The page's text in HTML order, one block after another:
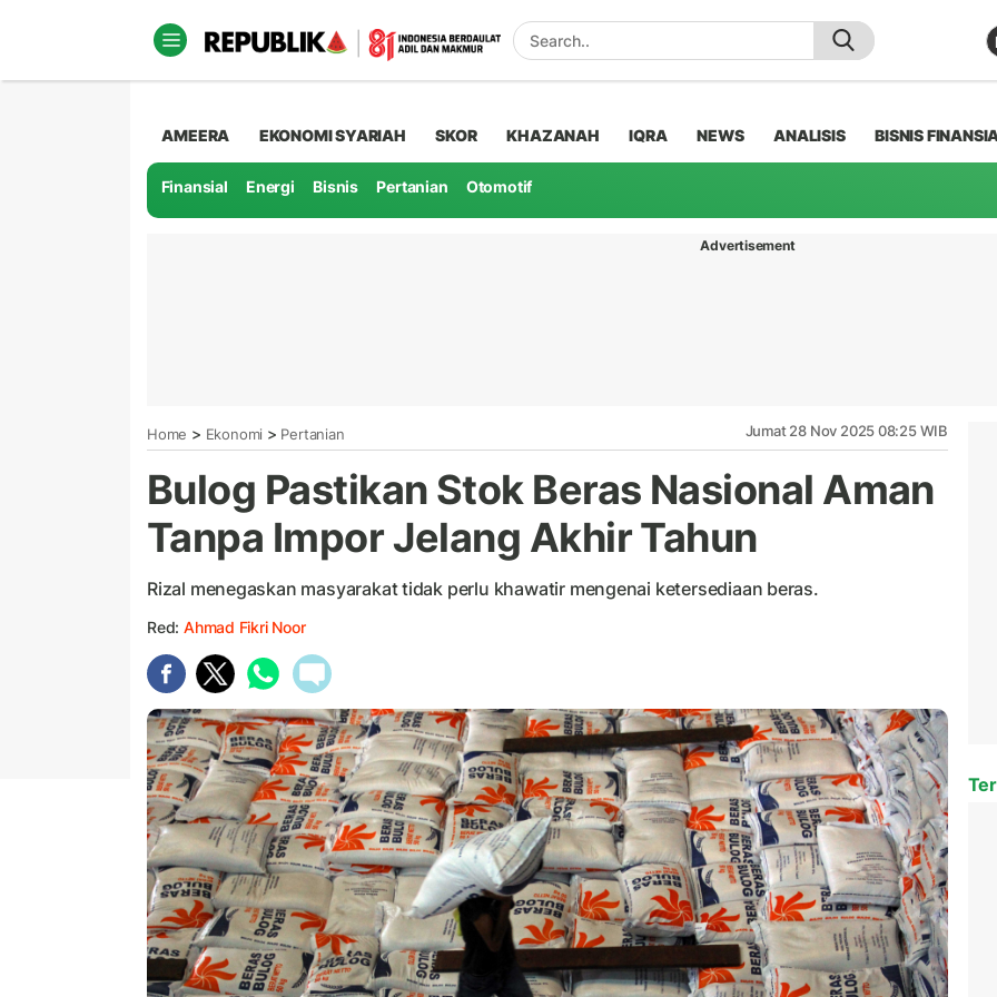
AMEERA EKONOMI SYARIAH SKOR KHAZANAH IQRA NEWS ANALISIS BISNIS
Finansial Energi Bisnis Pertanian Otomotif
Advertisement
Home > Ekonomi > Pertanian Jumat 28 Nov 2025 08:25 WIB
Bulog Pastikan Stok Beras Nasional Aman
Tanpa Impor Jelang Akhir Tahun
Rizal menegaskan masyarakat tidak perlu khawatir mengenai ketersediaan beras.
Red: Ahmad Fikri Noor